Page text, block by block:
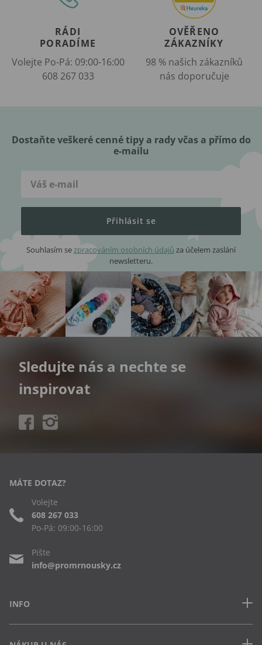
RÁDI
PORADÍME
Volejte Po-Pá: 09:00-16:00
608 267 033
OVĚŘENO
ZÁKAZNÍKY
98 % našich zákazníků
nás doporučuje
Dostaňte veškeré cenné tipy a rady včas a přímo do
e-mailu
Přihlásit se
Souhlasím sezpracováním osobních údajů za účelem zaslání
newsletteru.
Sledujte nás a nechte se
inspirovat
INFO
MÁTE DOTAZ?
Volejte
608 267 033
Po-Pá: 09:00-16:00
Pište
info@promrnousky.cz